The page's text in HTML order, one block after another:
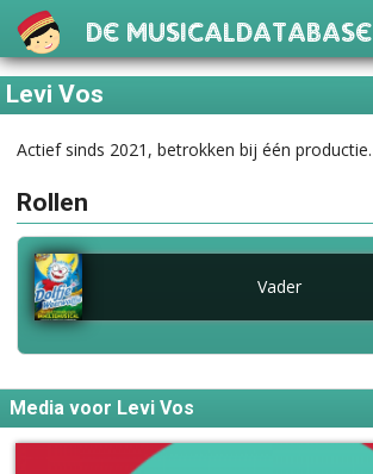
De Musicaldatabase
Levi Vos
Actief sinds 2021, betrokken bij één productie.
Rollen
Vader
Media voor Levi Vos